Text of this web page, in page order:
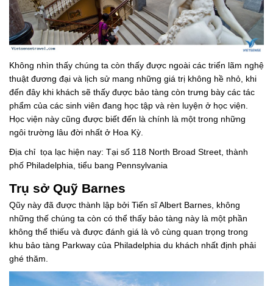
Không nhìn thấy chúng ta còn thấy được ngoài các triển lãm nghệ
thuật đương đại và lịch sử mang những giá trị không hề nhỏ, khi
đến đây khi khách sẽ thấy được bảo tàng còn trưng bày các tác
phẩm của các sinh viên đang học tập và rèn luyện ở học viện.
Học viện này cũng được biết đến là chính là một trong những
ngôi trường lâu đời nhất ở Hoa Kỳ.
Địa chỉ tọa lạc hiện nay: Tại số 118 North Broad Street, thành
phố Philadelphia, tiểu bang Pennsylvania
Trụ sở Quỹ Barnes
Qũy này đã được thành lập bởi Tiến sĩ Albert Barnes, không
những thế chúng ta còn có thể thấy bảo tàng này là một phần
không thể thiếu và được đánh giá là vô cùng quan trọng trong
khu bảo tàng Parkway của Philadelphia du khách nhất định phải
ghé thăm.